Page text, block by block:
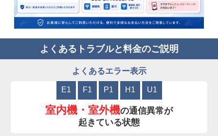
よくあるトラブルと料金のご説明
よくあるエラー表示
E1 F1 P1 H1 U1
室内機・室外機の通信異常が
起きている状態